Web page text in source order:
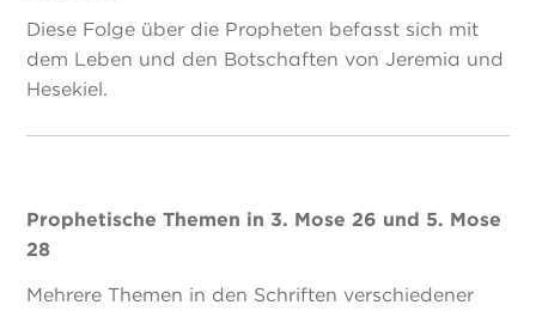
Diese Folge über die Propheten befasst sich mit
dem Leben und den Botschaften von Jeremia und
Hesekiel.
Prophetische Themen in 3. Mose 26 und 5. Mose
28
Mehrere Themen in den Schriften verschiedener